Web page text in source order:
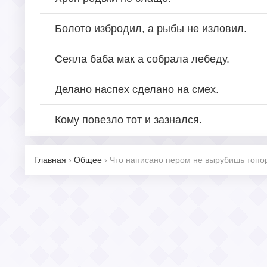
Болото избродил, а рыбы не изловил.
Сеяла баба мак а собрала лебеду.
Делано наспех сделано на смех.
Кому повезло тот и зазнался.
Главная › Общее › Что написано пером не вырубишь